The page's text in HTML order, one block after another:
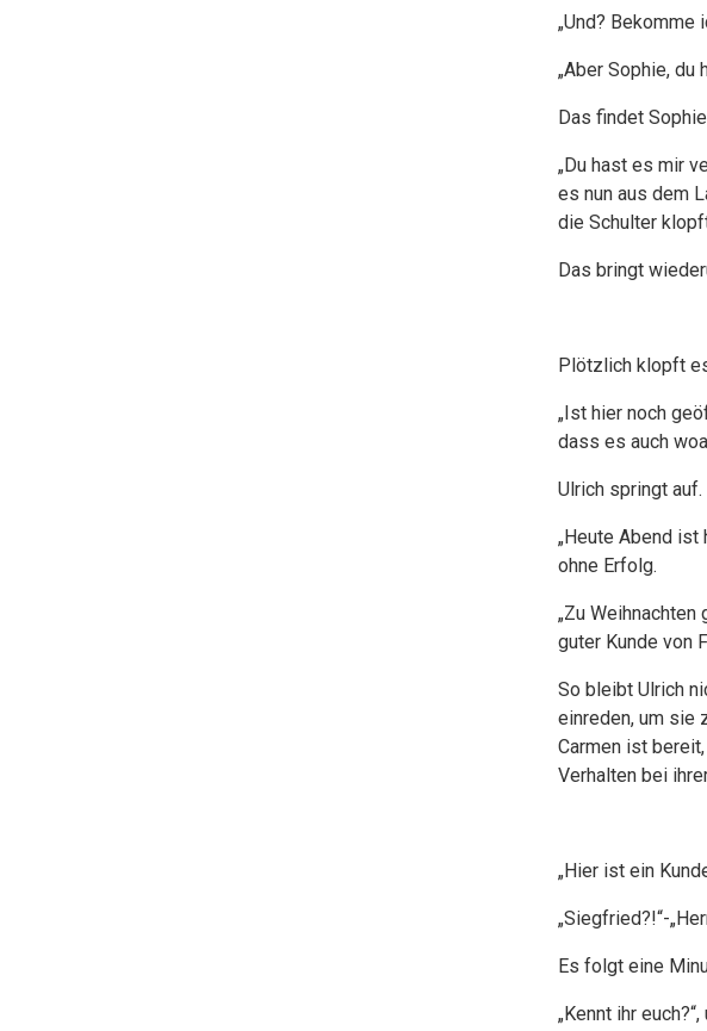
„Und? Bekomme
„Aber Sophie, du
Das findet
„Du hast es mir
es nun aus dem
die Schulter
Das bringt
Plötzlich klopft
„Ist hier noch
dass es auch
Ulrich springt auf.
„Heute Abend
ohne Erfolg.
„Zu
guter Kunde von
So bleibt Ulrich
einreden, um sie
Carmen ist
Verhalten bei
„Hier ist ein
„Siegfried?!“-
Es folgt eine
„Kennt ihr